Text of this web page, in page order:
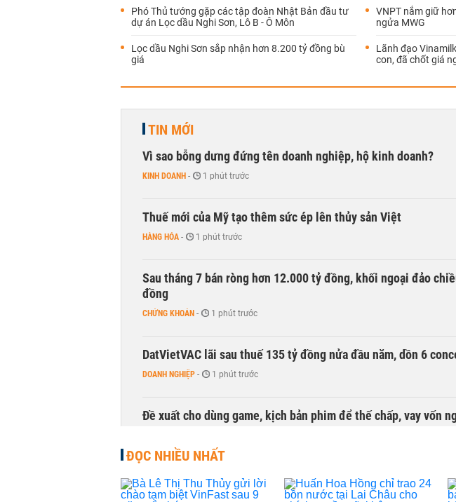
Phó Thủ tướng gặp các tập đoàn Nhật Bản đầu tư
dự án Lọc dầu Nghi Sơn, Lô B - Ô Môn
Lọc dầu Nghi Sơn sắp nhận hơn 8.200 tỷ đồng bù
giá
VNPT nắm giữ
ngửa MWG
Lãnh đạo
con, đã chốt giá
TIN MỚI
Vì sao bỗng dưng đứng tên doanh nghiệp, hộ kinh doanh?
KINH DOANH - 1 phút trước
Thuế mới của Mỹ tạo thêm sức ép lên thủy sản Việt
HÀNG HÓA - 1 phút trước
Sau tháng 7 bán ròng hơn 12.000 tỷ đồng, khối ngoại đảo
đồng
CHỨNG KHOÁN - 1 phút trước
DatVietVAC lãi sau thuế 135 tỷ đồng nửa đầu năm, dồn 6
DOANH NGHIỆP - 1 phút trước
Đề xuất cho dùng game, kịch bản phim để thế chấp, vay vốn
Chủ tịch HĐQT Khoáng sản Hưng Thịnh phải nộp lại hơn 1.500
DOANH NGHIỆP - 1 phút trước
ĐỌC NHIỀU NHẤT